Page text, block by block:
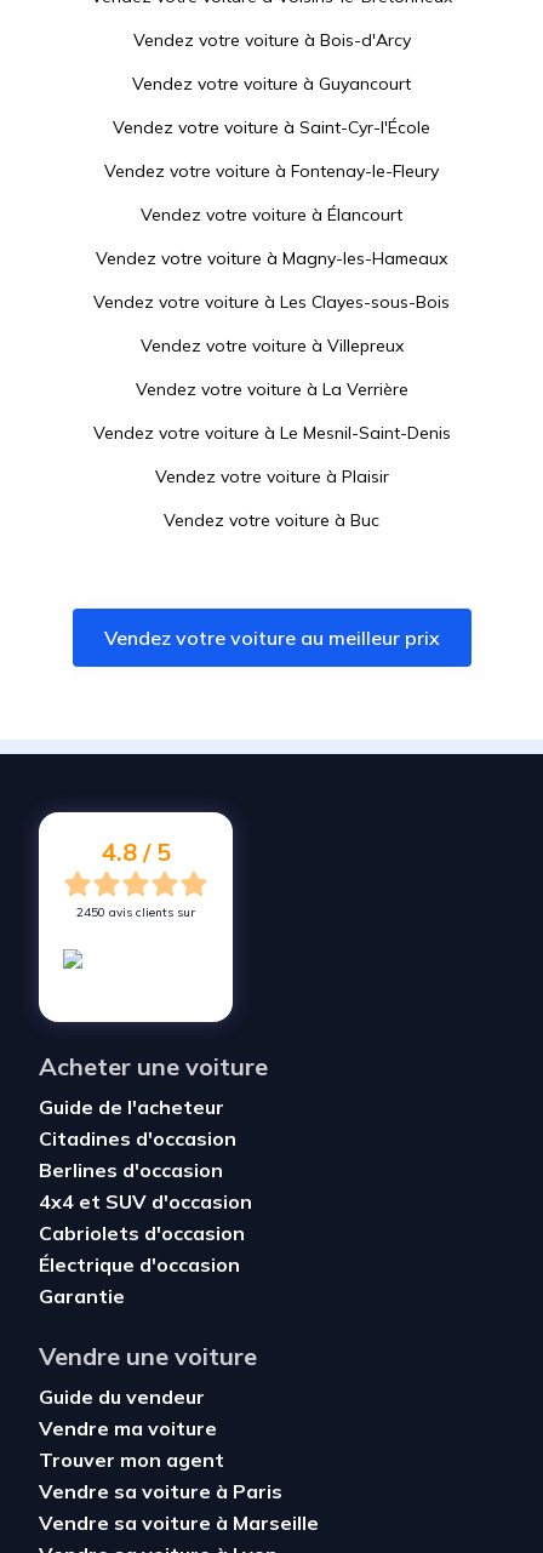
Vendez votre voiture à Bois-d'Arcy
Vendez votre voiture à Guyancourt
Vendez votre voiture à Saint-Cyr-l'École
Vendez votre voiture à Fontenay-le-Fleury
Vendez votre voiture à Élancourt
Vendez votre voiture à Magny-les-Hameaux
Vendez votre voiture à Les Clayes-sous-Bois
Vendez votre voiture à Villepreux
Vendez votre voiture à La Verrière
Vendez votre voiture à Le Mesnil-Saint-Denis
Vendez votre voiture à Plaisir
Vendez votre voiture à Buc
Vendez votre voiture àVersailles
Vendez votre voiture àBailly
Vendez votre voiture à
Vendez votre voiture au meilleur prix
4.8 / 5
2450 avis clients sur
Acheter une voiture
Guide de l'acheteur
Citadines d'occasion
Berlines d'occasion
4x4 et SUV d'occasion
Cabriolets d'occasion
Électrique d'occasion
Garantie
Vendre une voiture
Guide du vendeur
Vendre ma voiture
Trouver mon agent
Vendre sa voiture à Paris
Vendre sa voiture à Marseille